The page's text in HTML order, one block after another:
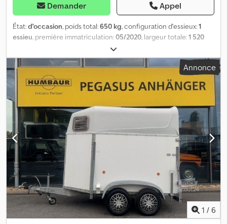
Demander Appel
État:d'occasion, poids total:650 kg, configuration d'essieux:1
essieu, première immatriculation:05/2020, largeur totale:1 520
, Année de construction:
4 900 € * Caravane Stema Airstream Retro, fabrication artisanale
* Lit fixe * Raccordement au gaz * Collecteur solaire * Roue de
secours * Auvent Dcodsyytywopfx Aprsk * Électricité : 12 V - 24 V *
Dimensions : 270 cm (L) x 152 cm (l) x 192 cm (H) * Dimensions du
lit : 190 cm (L) x 145 cm (l) HORAIRES D’OUVERTURE Du lundi au
vendredi, de 9 h 00 à 17 h 00 (sur rendez-vous...) COORDONNÉES
Téléphone : WhatsApp Courriel : Plaques d’immatriculation pour
le transport et les douanes (numéro d’exportation) disponibles
chez nous. Erreurs, fautes de frappe et ventes intermédiaires
réservées. Les spécifications techniques et les caractéristiques
de l’équipement doivent être vérifiées séparément.
Conformément au contrat, seules les caractéristiques
inspectées sur place et confirmées par écrit au moment de
l’achat sont valables. Merci de prendre rendez-vous.
Annonce
1 / 6